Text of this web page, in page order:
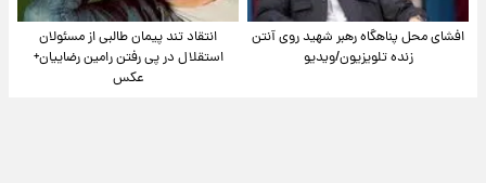
افشای محل پناهگاه‌ رهبر شهید روی آنتن
زنده تلویزیون/ویدیو
انتقاد تند پیمان طالبی از مسئولان
استقلال در پی رفتن رامین رضاییان+
عکس